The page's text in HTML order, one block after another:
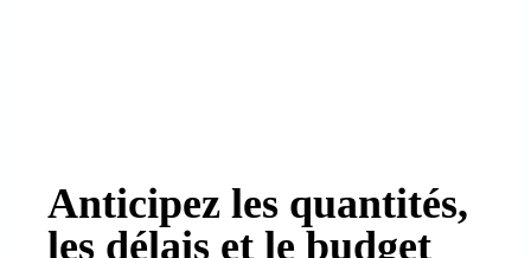
Anticipez les quantités,
les délais et le budget